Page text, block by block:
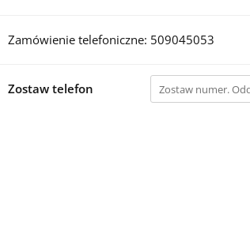
Zamówienie telefoniczne: 509045053
Zostaw telefon